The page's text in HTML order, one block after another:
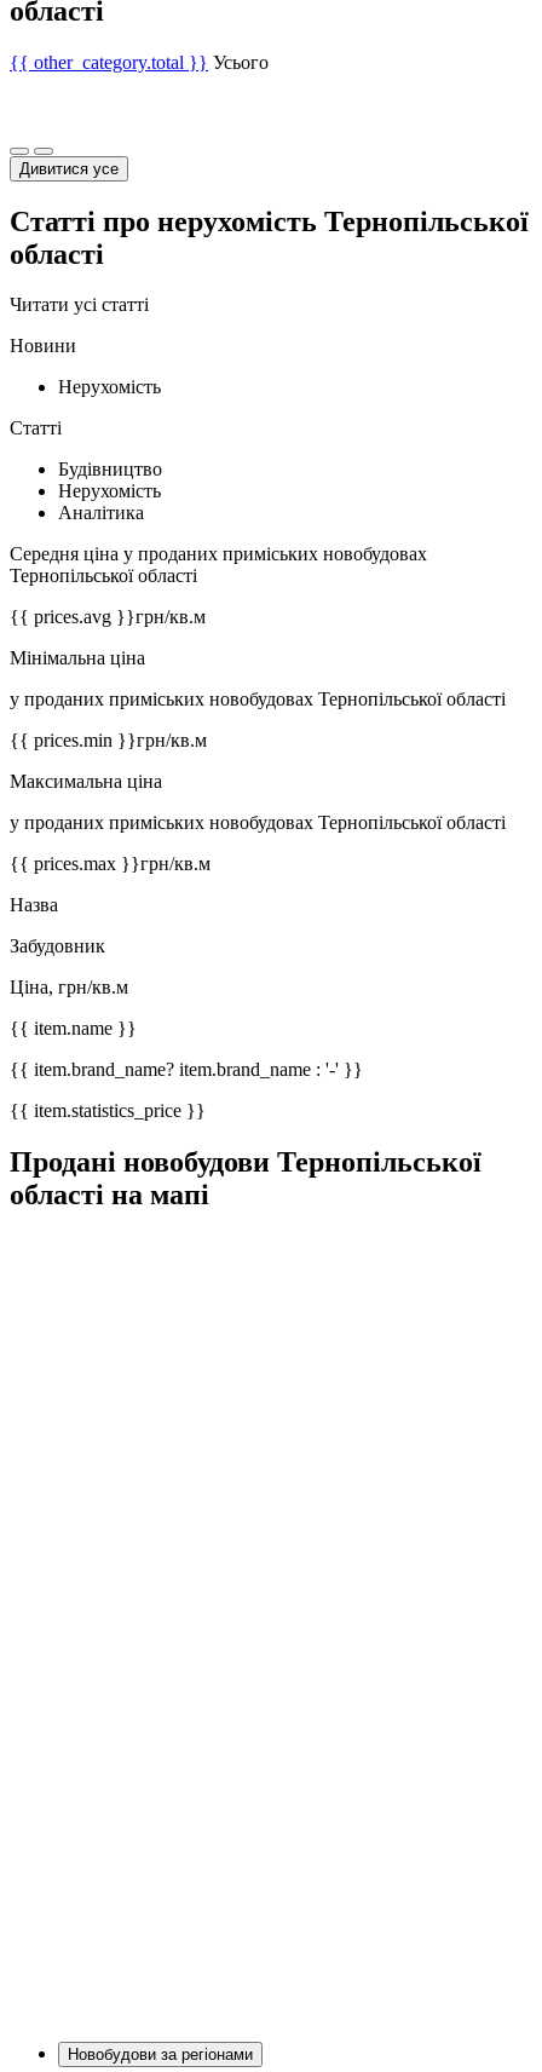
області
{{ other_category.total }} Усього
Дивитися усе
Статті про нерухомість Тернопільської
області
Читати усі статті
Новини
Нерухомість
Статті
Будівництво
Нерухомість
Аналітика
Середня ціна у проданих приміських новобудовах
Тернопільської області
{{ prices.avg }}грн/кв.м
Мінімальна ціна
у проданих приміських новобудовах Тернопільської області
{{ prices.min }}грн/кв.м
Максимальна ціна
у проданих приміських новобудовах Тернопільської області
{{ prices.max }}грн/кв.м
Назва
Забудовник
Ціна, грн/кв.м
{{ item.name }}
{{ item.brand_name? item.brand_name : '-' }}
{{ item.statistics_price }}
Продані новобудови Тернопільської
області на мапі
Новобудови за регіонами